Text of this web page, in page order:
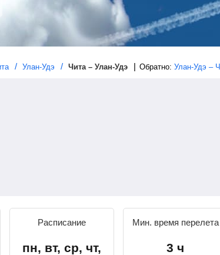
Улан-Удэ Чита – Улан-Удэ Обратно: Улан-Удэ –
Расписание
пн, вт, ср, чт,
Мин. время перелета
3 ч